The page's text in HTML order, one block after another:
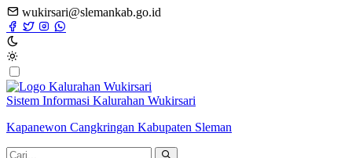
wukirsari@slemankab.go.id
Sistem Informasi Kalurahan Wukirsari
Kapanewon Cangkringan Kabupaten Sleman